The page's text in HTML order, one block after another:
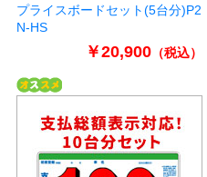
プライスボードセット(5台分)P2
N-HS
￥20,900（税込）